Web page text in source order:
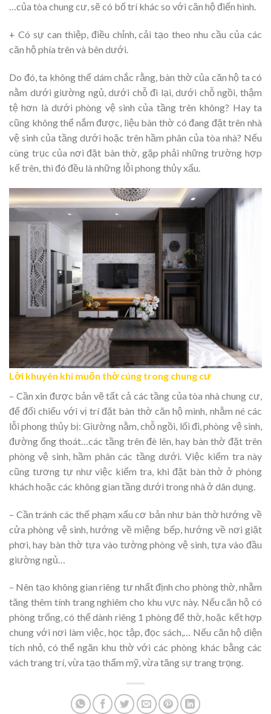
…của tòa chung cư, sẽ có bố trí khác so với căn hộ điển hình.
+ Có sự can thiệp, điều chỉnh, cải tạo theo nhu cầu của các
căn hộ phía trên và bên dưới.
Do đó, ta không thể dám chắc rằng, bàn thờ của căn hộ ta có
nằm dưới giường ngủ, dưới chỗ đi lại, dưới chỗ ngồi, thậm
tệ hơn là dưới phòng vệ sinh của tầng trên không? Hay ta
cũng không thể nắm được, liệu bàn thờ có đang đặt trên nhà
vệ sinh của tầng dưới hoặc trên hầm phân của tòa nhà? Nếu
cùng trục của nơi đặt bàn thờ, gặp phải những trường hợp
kể trên, thì đó đều là những lỗi phong thủy xấu.
Lời khuyên khi muốn thờ cúng trong chung cư
– Cần xin được bản vẽ tất cả các tầng của tòa nhà chung cư,
để đối chiếu với vị trí đặt bàn thờ căn hộ mình, nhằm né các
lỗi phong thủy bị: Giường nằm, chỗ ngồi, lối đi, phòng vệ sinh,
đường ống thoát…các tầng trên đè lên, hay bàn thờ đặt trên
phòng vệ sinh, hầm phân các tầng dưới. Việc kiểm tra này
cũng tương tự như việc kiểm tra, khi đặt bàn thờ ở phòng
khách hoặc các không gian tầng dưới trong nhà ở dân dụng.
– Cần tránh các thế phạm xấu cơ bản như bàn thờ hướng về
cửa phòng vệ sinh, hướng về miệng bếp, hướng về nơi giặt
phơi, hay bàn thờ tựa vào tường phòng vệ sinh, tựa vào đầu
giường ngủ…
– Nên tạo không gian riêng tư nhất định cho phòng thờ, nhằm
tăng thêm tính trang nghiêm cho khu vực này. Nếu căn hộ có
phòng trống, có thể dành riêng 1 phòng để thờ, hoặc kết hợp
chung với nơi làm việc, học tập, đọc sách,… Nếu căn hộ diện
tích nhỏ, có thể ngăn khu thờ với các phòng khác bằng các
vách trang trí, vừa tạo thẩm mỹ, vừa tăng sự trang trọng.